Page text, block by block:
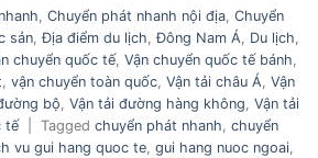
, Chuyển phát nhanh nội địa, Chuyển
sản,Địa điểm du lịch,Đông Nam Á, Du lịch,
chuyển quốc tế, Vận chuyển quốc tế bánh,
, vận chuyển toàn quốc, Vận tải châu Á, Vận
bộ, Vận tải đường hàng không, Vận tải
tế Tagged chuyển phát nhanh, chuyển
vu gui hang quoc te, gui hang nuoc ngoai,